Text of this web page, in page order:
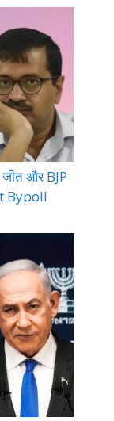
जीत और BJP
Bypoll